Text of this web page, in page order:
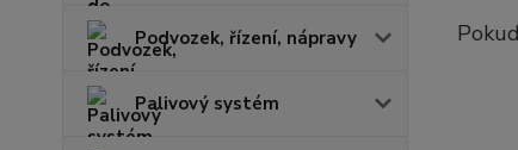
Podvozek, řízení, nápravy
Palivový systém